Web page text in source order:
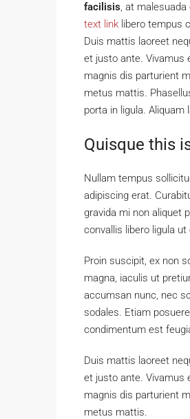
facilisis, at
text link libero tempus
Duis mattis laoreet
et justo ante. Vivamus
magnis dis parturient
metus mattis.
porta in ligula.
Quisque this
Nullam tempus
adipiscing erat.
gravida mi non aliquet
convallis libero ligula ut
Proin suscipit, ex non
magna, iaculis ut
accumsan nunc, nec
sodales. Etiam
condimentum est
Duis mattis laoreet
et justo ante. Vivamus
magnis dis parturient
metus mattis.